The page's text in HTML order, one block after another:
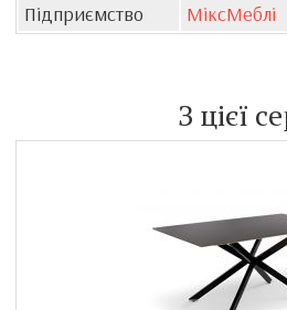
Підприємство
МіксМеблі
З цієї